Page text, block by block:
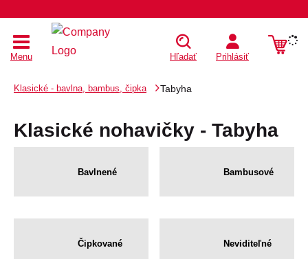
Menu Hľadať Prihlásiť
Klasické - bavlna, bambus, čipka Tabyha
Klasické nohavičky - Tabyha
Bavlnené Bambusové
Čipkované Neviditeľné